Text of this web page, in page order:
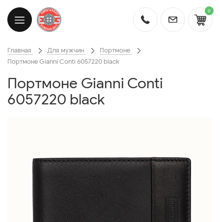
0
Главная Для мужчин
Портмоне
Портмоне Gianni Conti 6057220 black
Портмоне Gianni Conti
6057220 black